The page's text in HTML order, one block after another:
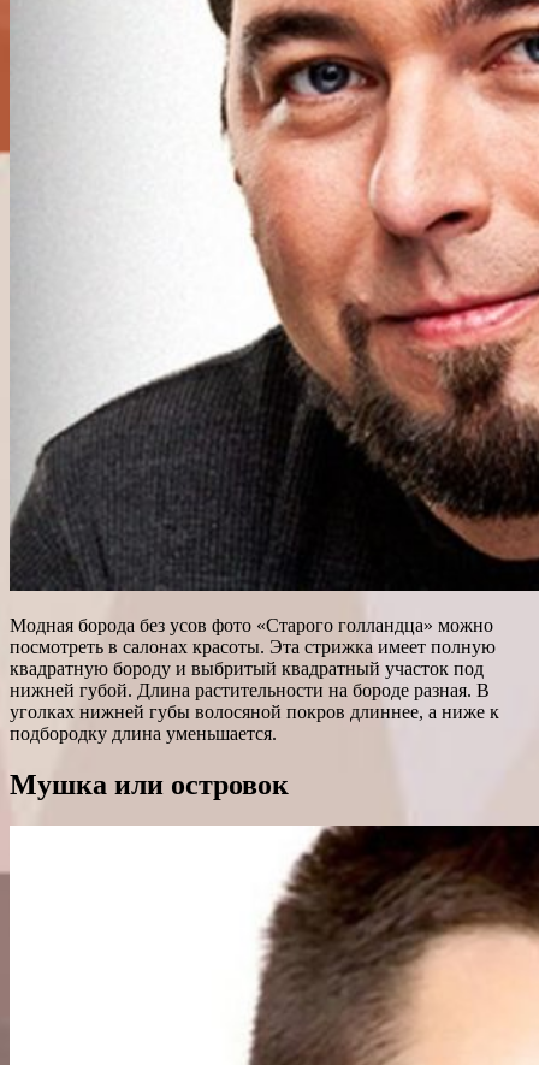
Модная борода без усов фото «Старого голландца» можно
посмотреть в салонах красоты. Эта стрижка имеет полную
квадратную бороду и выбритый квадратный участок под
нижней губой. Длина растительности на бороде разная. В
уголках нижней губы волосяной покров длиннее, а ниже к
подбородку длина уменьшается.
Мушка или островок